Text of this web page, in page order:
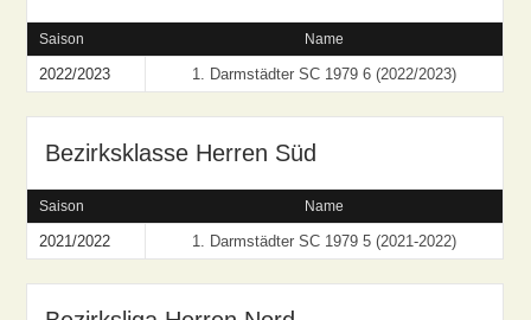
Saison Name
2022/2023 1. Darmstädter SC 1979 6 (2022/2023)
Bezirksklasse Herren Süd
Saison Name
2021/2022 1. Darmstädter SC 1979 5 (2021-2022)